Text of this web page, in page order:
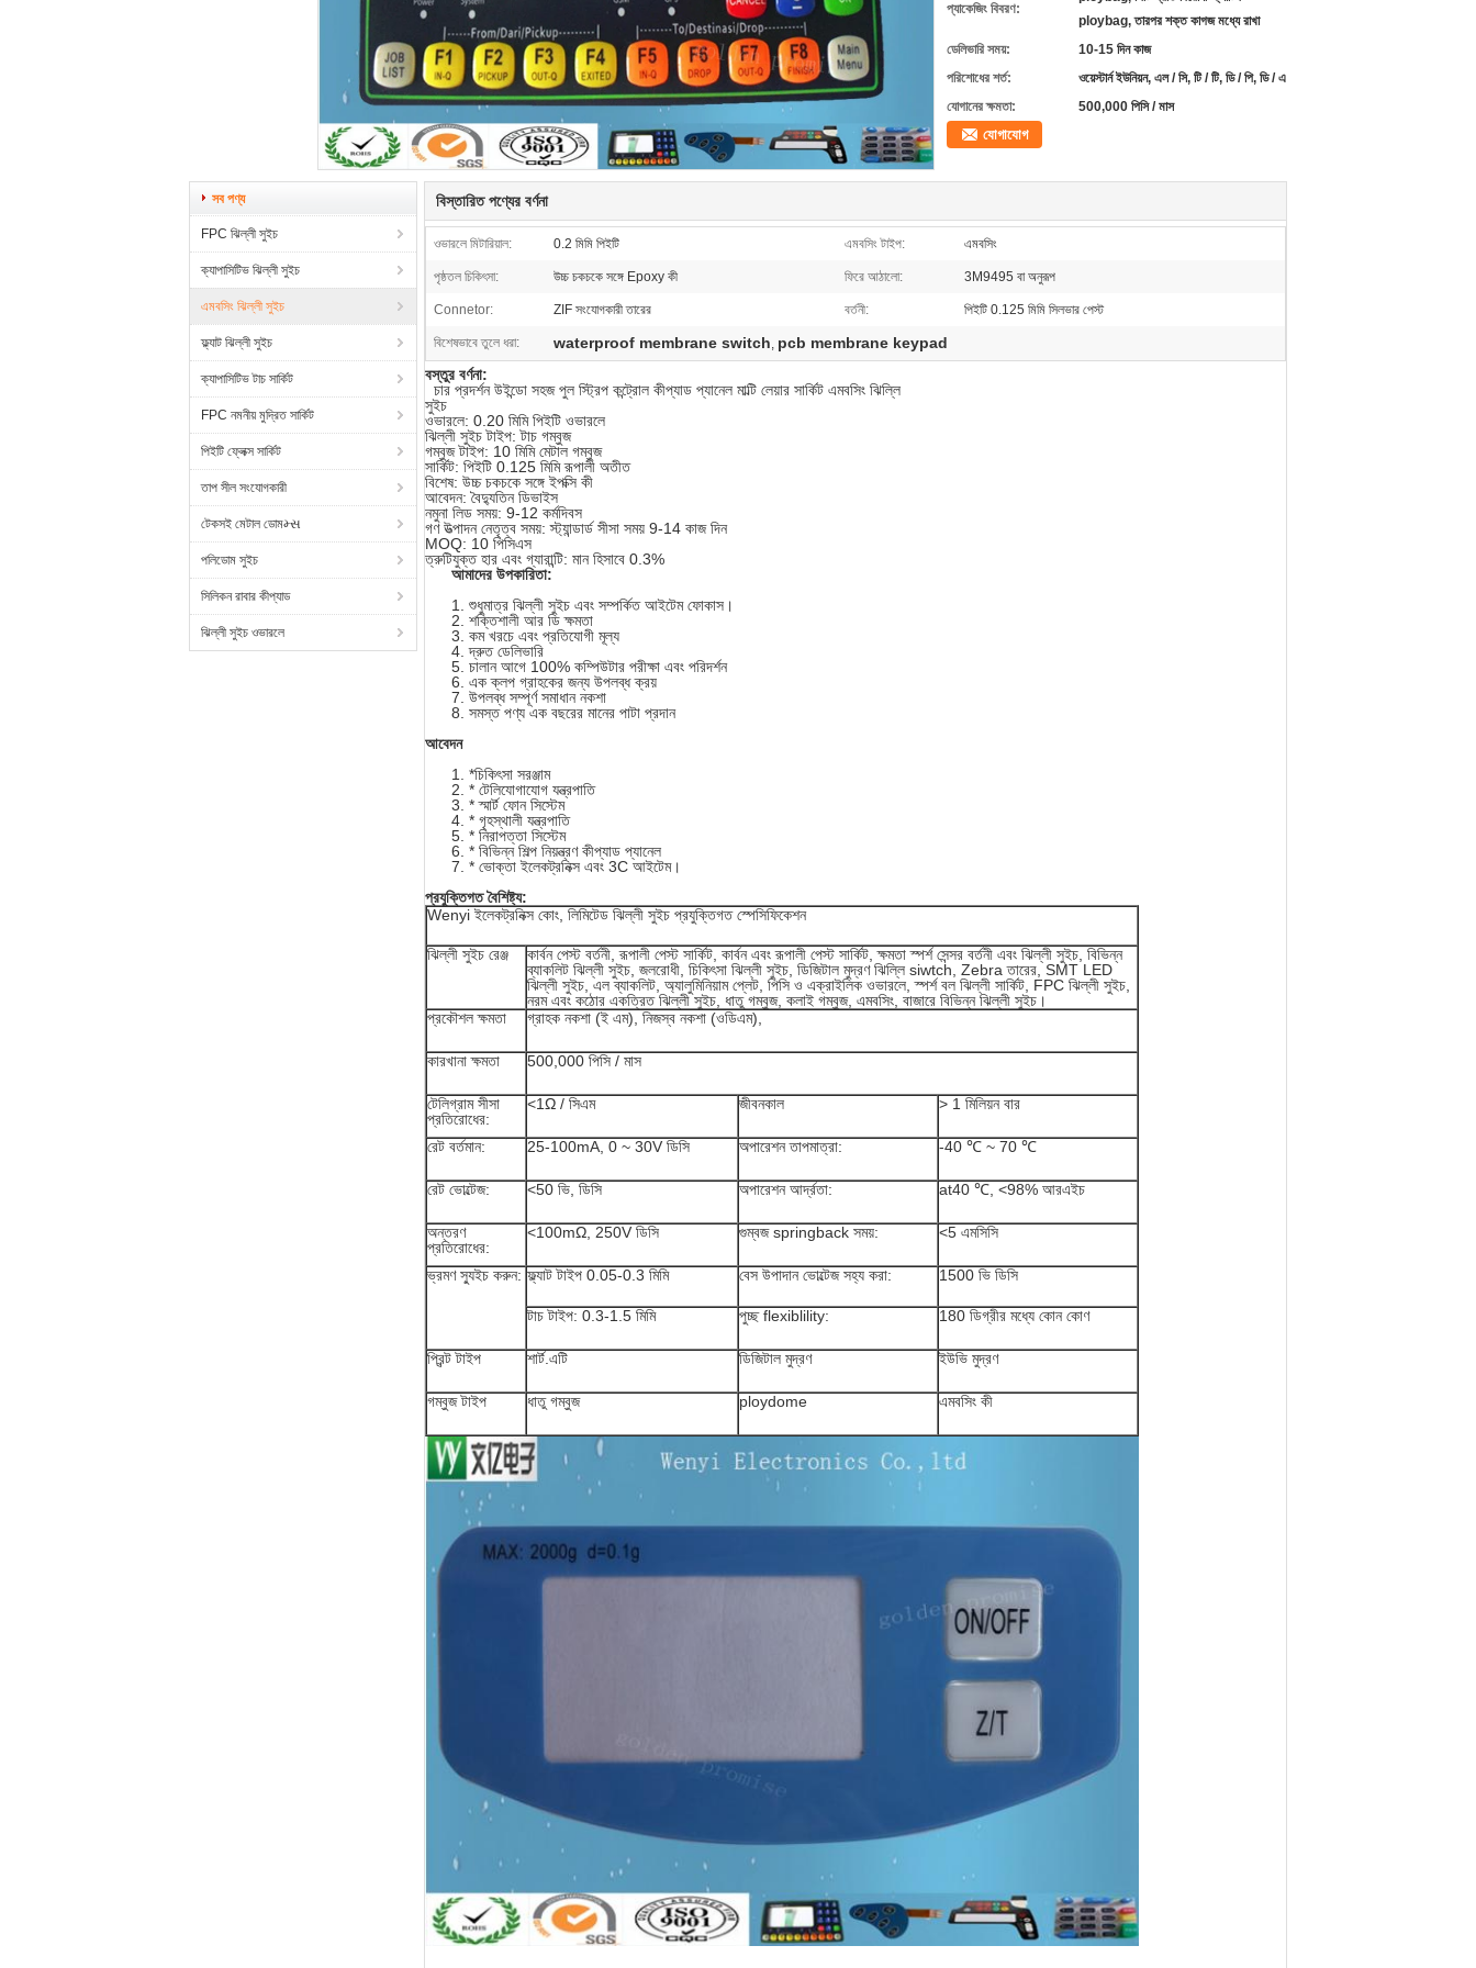
প্যাকেজিং বিবরণ:
ploybag, তারপর শক্ত কাগজ মধ্যে রাখা
ডেলিভারি সময়:
10-15 দিন কাজ
পরিশোধের শর্ত:
ওয়েস্টার্ন ইউনিয়ন, এল / সি, টি / টি, ডি / পি, ডি / এ
যোগানের ক্ষমতা:
500,000 পিসি / মাস
যোগাযোগ
সব পণ্য
FPC ঝিল্লী সুইচ
ক্যাপাসিটিভ ঝিল্লী সুইচ
এমবসিং ঝিল্লী সুইচ
ফ্ল্যাট ঝিল্লী সুইচ
ক্যাপাসিটিভ টাচ সার্কিট
FPC নমনীয় মুদ্রিত সার্কিট
পিইটি ফ্লেক্স সার্কিট
তাপ সীল সংযোগকারী
টেকসই মেটাল ডোমમ્સ
পলিডোম সুইচ
সিলিকন রাবার কীপ্যাড
ঝিল্লী সুইচ ওভারলে
বিস্তারিত পণ্যের বর্ণনা
ওভারলে মিটারিয়াল: 0.2 মিমি পিইটি এমবসিং টাইপ: এমবসিং
পৃষ্ঠতল চিকিৎসা: উচ্চ চকচকে সঙ্গে Epoxy কী ফিরে আঠালো: 3M9495 বা অনুরূপ
Connetor: ZIF সংযোগকারী তারের বর্তনী: পিইটি 0.125 মিমি সিলভার পেস্ট
বিশেষভাবে তুলে ধরা: waterproof membrane switch, pcb membrane keypad
বস্তুর বর্ণনা:
চার প্রদর্শন উইন্ডো সহজ পুল স্ট্রিপ কন্ট্রোল কীপ্যাড প্যানেল মাল্টি লেয়ার সার্কিট এমবসিং ঝিল্লি
সুইচ
ওভারলে: 0.20 মিমি পিইটি ওভারলে
ঝিল্লী সুইচ টাইপ: টাচ গম্বুজ
গম্বুজ টাইপ: 10 মিমি মেটাল গম্বুজ
সার্কিট: পিইটি 0.125 মিমি রূপালী অতীত
বিশেষ: উচ্চ চকচকে সঙ্গে ইপক্সি কী
আবেদন: বৈদ্যুতিন ডিভাইস
নমুনা লিড সময়: 9-12 কর্মদিবস
গণ উত্পাদন নেতৃত্ব সময়: স্ট্যান্ডার্ড সীসা সময় 9-14 কাজ দিন
MOQ: 10 পিসিএস
ত্রুটিযুক্ত হার এবং গ্যারান্টি: মান হিসাবে 0.3%
আমাদের উপকারিতা:
শুধুমাত্র ঝিল্লী সুইচ এবং সম্পর্কিত আইটেম ফোকাস।
শক্তিশালী আর ডি ক্ষমতা
কম খরচে এবং প্রতিযোগী মূল্য
দ্রুত ডেলিভারি
চালান আগে 100% কম্পিউটার পরীক্ষা এবং পরিদর্শন
এক ক্লপ গ্রাহকের জন্য উপলব্ধ ক্রয়
উপলব্ধ সম্পূর্ণ সমাধান নকশা
সমস্ত পণ্য এক বছরের মানের পাটা প্রদান
আবেদন
*চিকিৎসা সরঞ্জাম
* টেলিযোগাযোগ যন্ত্রপাতি
* স্মার্ট ফোন সিস্টেম
* গৃহস্থালী যন্ত্রপাতি
* নিরাপত্তা সিস্টেম
* বিভিন্ন শিল্প নিয়ন্ত্রণ কীপ্যাড প্যানেল
* ভোক্তা ইলেকট্রনিক্স এবং 3C আইটেম।
প্রযুক্তিগত বৈশিষ্ট্য:
Wenyi ইলেকট্রনিক্স কোং, লিমিটেড ঝিল্লী সুইচ প্রযুক্তিগত স্পেসিফিকেশন
ঝিল্লী সুইচ রেঞ্জ
কার্বন পেস্ট বর্তনী, রূপালী পেস্ট সার্কিট, কার্বন এবং রূপালী পেস্ট সার্কিট, ক্ষমতা স্পর্শ সেন্সর বর্তনী এবং ঝিল্লী সুইচ, বিভিন্ন
ব্যাকলিট ঝিল্লী সুইচ, জলরোধী, চিকিৎসা ঝিল্লী সুইচ, ডিজিটাল মুদ্রণ ঝিল্লি siwtch, Zebra তারের, SMT LED
ঝিল্লী সুইচ, এল ব্যাকলিট, অ্যালুমিনিয়াম প্লেট, পিসি ও এক্রাইলিক ওভারলে, স্পর্শ বল ঝিল্লী সার্কিট, FPC ঝিল্লী সুইচ,
নরম এবং কঠোর একত্রিত ঝিল্লী সুইচ, ধাতু গম্বুজ, কলাই গম্বুজ, এমবসিং, বাজারে বিভিন্ন ঝিল্লী সুইচ।
প্রকৌশল ক্ষমতা
গ্রাহক নকশা (ই এম), নিজস্ব নকশা (ওডিএম),
কারখানা ক্ষমতা 500,000 পিসি / মাস
টেলিগ্রাম সীসা
প্রতিরোধের:
<1Ω / সিএম জীবনকাল > 1 মিলিয়ন বার
রেট বর্তমান: 25-100mA, 0 ~ 30V ডিসি অপারেশন তাপমাত্রা: -40 ℃ ~ 70 ℃
রেট ভোল্টেজ: <50 ভি, ডিসি অপারেশন আর্দ্রতা: at40 ℃, <98% আরএইচ
অন্তরণ
প্রতিরোধের:
<100mΩ, 250V ডিসি গুম্বজ springback সময়: <5 এমসিসি
ভ্রমণ স্যুইচ করুন: ফ্ল্যাট টাইপ 0.05-0.3 মিমি বেস উপাদান ভোল্টেজ সহ্য করা: 1500 ভি ডিসি
টাচ টাইপ: 0.3-1.5 মিমি পুচ্ছ flexiblility: 180 ডিগ্রীর মধ্যে কোন কোণ
প্রিন্ট টাইপ শার্ট.এটি ডিজিটাল মুদ্রণ ইউভি মুদ্রণ
গম্বুজ টাইপ ধাতু গম্বুজ ploydome এমবসিং কী